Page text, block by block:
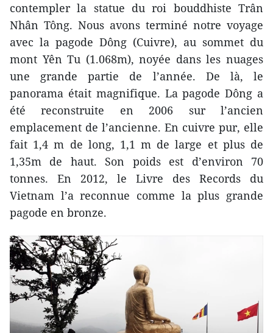
contempler la statue du roi bouddhiste Trân
Nhân Tông. Nous avons terminé notre voyage
avec la pagode Dông (Cuivre), au sommet du
mont Yên Tu (1.068m), noyée dans les nuages
une grande partie de l’année. De là, le
panorama était magnifique. La pagode Dông a
été reconstruite en 2006 sur l’ancien
emplacement de l’ancienne. En cuivre pur, elle
fait 1,4 m de long, 1,1 m de large et plus de
1,35m de haut. Son poids est d’environ 70
tonnes. En 2012, le Livre des Records du
Vietnam l’a reconnue comme la plus grande
pagode en bronze.